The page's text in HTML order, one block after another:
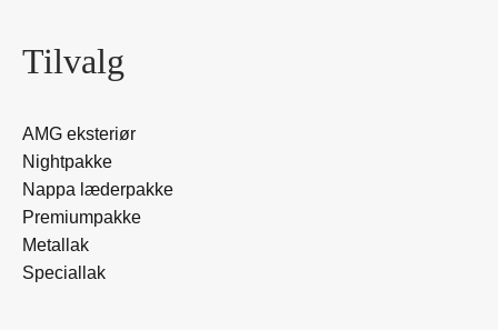
PRE-SAFE® Impulse Side
MBUX augmented reality til navigation
Opbevaringsrum under midterkonsol
Parkeringspakke med 360° kamera
Active Parking Assist med PARKTRONIC
360° kamera
DIGITAL LIGHT
Tilvalg
AMG eksteriør
Nightpakke
Nappa læderpakke
Premiumpakke
Metallak
Speciallak